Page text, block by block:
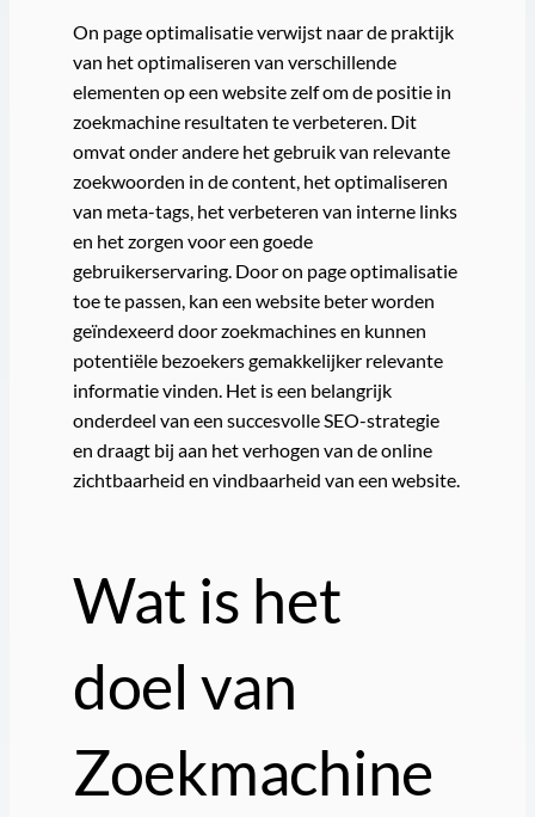
On page optimalisatie verwijst naar de praktijk
van het optimaliseren van verschillende
elementen op een website zelf om de positie in
zoekmachine resultaten te verbeteren. Dit
omvat onder andere het gebruik van relevante
zoekwoorden in de content, het optimaliseren
van meta-tags, het verbeteren van interne links
en het zorgen voor een goede
gebruikerservaring. Door on page optimalisatie
toe te passen, kan een website beter worden
geïndexeerd door zoekmachines en kunnen
potentiële bezoekers gemakkelijker relevante
informatie vinden. Het is een belangrijk
onderdeel van een succesvolle SEO-strategie
en draagt bij aan het verhogen van de online
zichtbaarheid en vindbaarheid van een website.
Wat is het
doel van
Zoekmachine